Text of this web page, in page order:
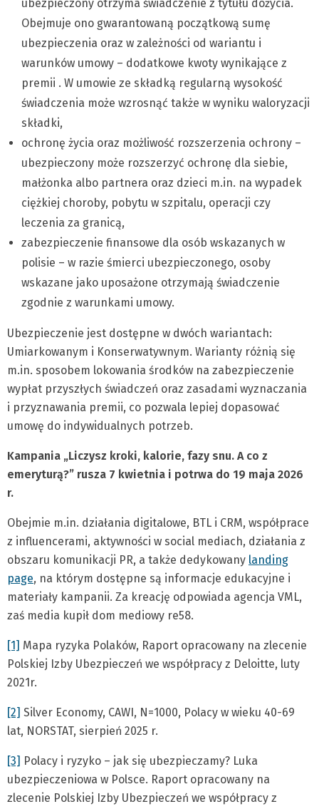
ubezpieczony otrzyma świadczenie z tytułu dożycia.
Obejmuje ono gwarantowaną początkową sumę
ubezpieczenia oraz w zależności od wariantu i
warunków umowy – dodatkowe kwoty wynikające z
premii . W umowie ze składką regularną wysokość
świadczenia może wzrosnąć także w wyniku waloryzacji
składki,
ochronę życia oraz możliwość rozszerzenia ochrony –
ubezpieczony może rozszerzyć ochronę dla siebie,
małżonka albo partnera oraz dzieci m.in. na wypadek
ciężkiej choroby, pobytu w szpitalu, operacji czy
leczenia za granicą,
zabezpieczenie finansowe dla osób wskazanych w
polisie – w razie śmierci ubezpieczonego, osoby
wskazane jako uposażone otrzymają świadczenie
zgodnie z warunkami umowy.
Ubezpieczenie jest dostępne w dwóch wariantach:
Umiarkowanym i Konserwatywnym. Warianty różnią się
m.in. sposobem lokowania środków na zabezpieczenie
wypłat przyszłych świadczeń oraz zasadami wyznaczania
i przyznawania premii, co pozwala lepiej dopasować
umowę do indywidualnych potrzeb.
Kampania „Liczysz kroki, kalorie, fazy snu. A co z
emeryturą?” rusza 7 kwietnia i potrwa do 19 maja 2026
r.
Obejmie m.in. działania digitalowe, BTL i CRM, współprace
z influencerami, aktywności w social mediach, działania z
obszaru komunikacji PR, a także dedykowany landing
page, na którym dostępne są informacje edukacyjne i
materiały kampanii. Za kreację odpowiada agencja VML,
zaś media kupił dom mediowy re58.
[1] Mapa ryzyka Polaków, Raport opracowany na zlecenie
Polskiej Izby Ubezpieczeń we współpracy z Deloitte, luty
2021r.
[2] Silver Economy, CAWI, N=1000, Polacy w wieku 40-69
lat, NORSTAT, sierpień 2025 r.
[3] Polacy i ryzyko – jak się ubezpieczamy? Luka
ubezpieczeniowa w Polsce. Raport opracowany na
zlecenie Polskiej Izby Ubezpieczeń we współpracy z